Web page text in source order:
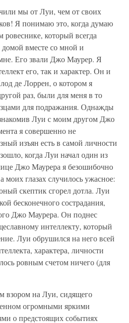
мы от Луи, чем от своих
Я понимаю это, когда думаю
который всегда
вместе со мной и
Его звали Джо Маурер. Я
его, так и характер. Он и
де Лоррен, о котором я
раз, были для меня в то
для подражания. Однажды
Луи с моим другом Джо
я совершенно не
изъян есть в самой личности
когда Луи начал один из
Джо Маурера я безошибочно
глазах случилось ужасное:
скептик сгорел дотла. Луи
бесконечного сострадания,
Джо Маурера. Он поднес
интеллекту, который
Луи обрушился на него всей
характера, личности
ровным счетом ничего (для
взором на Луи, сидящего
огромными яркими
о предстоящих событиях